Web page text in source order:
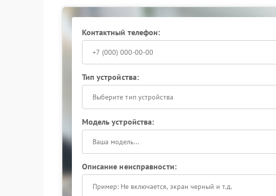
Контактный телефон:
Тип устройства:
Выберите тип устройства
Модель устройства:
Описание неисправности: